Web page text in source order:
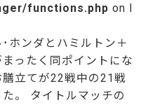
functions.php on l
ホンダとハミルトン＋
ったく同ポイントにな
立てが22戦中の21戦
。 タイトルマッチの